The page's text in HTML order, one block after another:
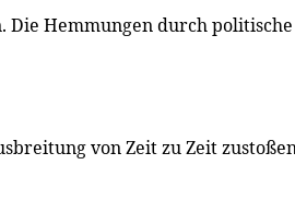
Die Hemmungen durch
von Zeit zu Zeit